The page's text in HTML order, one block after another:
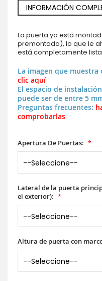
INFORMACIÓN
La puerta ya está
premontada), lo que le
está completamente
La imagen que
clic aquí
El espacio de
puede ser de entre 5
Preguntas frecuentes:
comprobarlas
Apertura De Puertas:
Lateral de la puerta
el exterior):
Altura de puerta con